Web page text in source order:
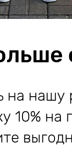
на нашу
10% на